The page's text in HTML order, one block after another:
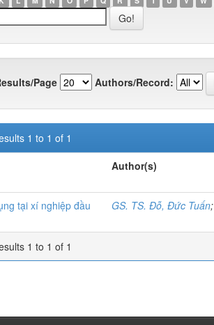
Page Authors/Record:
1 to 1 of 1
Author(s)
tại xí nghiệp đầu
GS. TS. Đỗ, Đức Tuấn;
1 to 1 of 1